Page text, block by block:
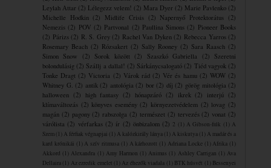
Leylah Attar (2) Lélegezz velem! (2) Mara Dyer (2) Marie Pavlenko (2)
Michelle Hodkin (2) Midlife Crisis (2) Napernyő Protektorátus (2)
Nemezis (2) POV (2) Partvonal (2) Paullina Simons (2) Pioneer Books
(2) Párizs (2) R. S. Grey (2) Rachel Van Dyken (2) Rebecca Yarros (2)
Rosemary Beach (2) Rózsakert (2) Sally Rooney (2) Sara Raasch (2)
Simon Snow
(2) Sorok között (2) Szaszkó Gabriella (2)
Szeretni
bolondulásig (2) Szállj a dallal! (2) Sárkánycsalogató (2) Tiéd vagyok (2)
Tonke Dragt (2) Victoria (2) Várok rád (2) Vér és hamu (2) WOW (2)
Whitney G. (2) antik (2) antológia (2) bor (2) díj (2) görög mitológia (2)
halloween (2) high fantasy (2) hónapzáró (2) ikrek (2) interjú (2)
klímaváltozás (2) könyves esemény (2) környezetvédelem (2) lovag (2)
magán (2) pagony (2) rabszolga (2) természet (2) tervezés (2) vonat (2)
várólista (2) vérfarkas (2) ír (2) önbizalom (2) 2 (1) A Gibson-fiúk (1) A
Szem (1) A férfiak végnapjai (1) A kalózkirály lánya (1) A kiskutya (1) A madár és a
kard krónikái
(1) A szív ritmusa (1) A ​kárhozott (1) Adriana Locke (1) Afrika
(1)
Akkord
(1) Alexandra (1) Amy Harmon (1) Animus (1) Ashley Carrigan (1) Ava
Dellaira (1) Az ezredik emelet (1) Az éhezők viadala (1) BTK húsvét (1) Bessenyei